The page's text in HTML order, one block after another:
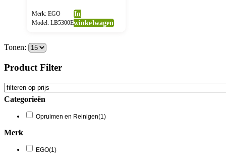
Merk: EGO
Model: LB5300E
In
winkelwagen
Tonen:
Product Filter
Categorieën
Opruimen en Reinigen(1)
Merk
EGO(1)